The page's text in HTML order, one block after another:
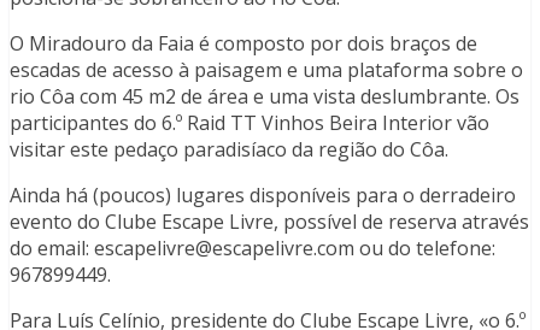
O Miradouro da Faia é composto por dois braços de
escadas de acesso à paisagem e uma plataforma sobre o
rio Côa com 45 m2 de área e uma vista deslumbrante. Os
participantes do 6.º Raid TT Vinhos Beira Interior vão
visitar este pedaço paradisíaco da região do Côa.
Ainda há (poucos) lugares disponíveis para o derradeiro
evento do Clube Escape Livre, possível de reserva através
do email: escapelivre@escapelivre.com ou do telefone:
967899449.
Para Luís Celínio, presidente do Clube Escape Livre, «o 6.º